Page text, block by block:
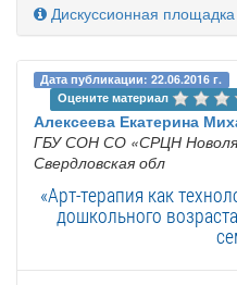
Дискуссионная площадка
Дата публикации: 22.06.2016 г.
Оцените материал
Алексеева Екатерина
ГБУ СОН СО «СРЦН
Свердловская обл
«Арт-терапия как
дошкольного